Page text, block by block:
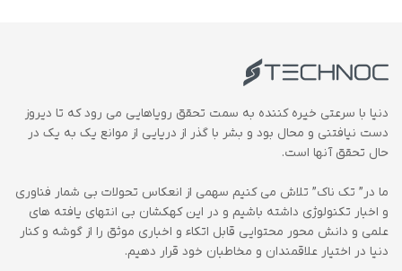
دنیا با سرعتی خیره کننده به سمت تحقق رویاهایی می رود که تا دیروز
دست نیافتنی و محال بود و بشر با گذر از دریایی از موانع یک به یک در
حال تحقق آنها است.
ما در” تک ناک” تلاش می کنیم سهمی از انعکاس تحولات بی شمار فناوری
و اخبار تکنولوژی داشته باشیم و در این کهکشان بی انتهای یافته های
علمی و دانش محور محتوایی قابل اتکاء و اخباری موثق را از گوشه و کنار
دنیا در اختیار علاقمندان و مخاطبان خود قرار دهیم.